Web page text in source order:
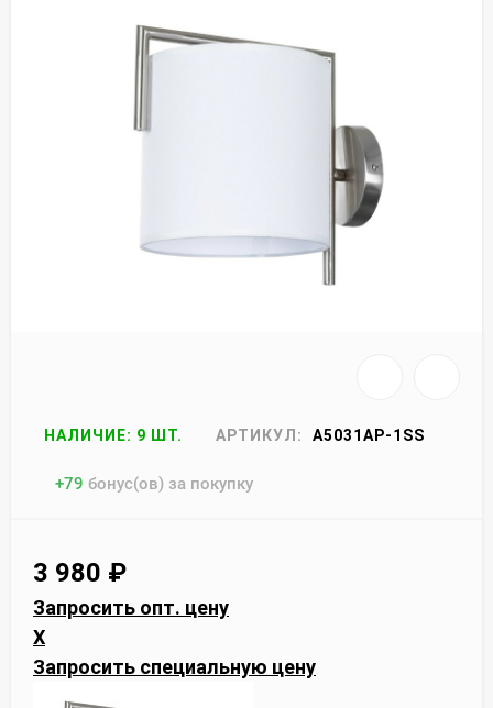
НАЛИЧИЕ: 9 ШТ. АРТИКУЛ: A5031AP-1SS
+79 бонус(ов) за покупку
3 980 ₽
Запросить опт. цену
X
Запросить специальную цену